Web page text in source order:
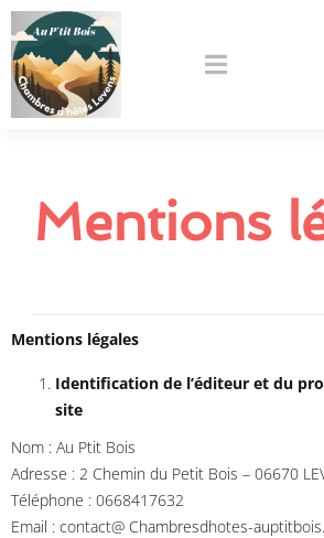
Mentions
Mentions légales
Identification de l’éditeur et du
site
Nom : Au Ptit Bois
Adresse : 2 Chemin du Petit Bois – 06670
Téléphone : 0668417632
Email : contact@ Chambresdhotes-